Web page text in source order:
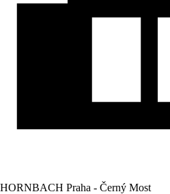
HORNBACH Praha - Černý Most